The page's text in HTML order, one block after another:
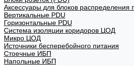
Аксессуары для блоков распределения
Вертикальные PDU
Горизонтальные PDU
Система изоляции коридоров ЦОД
Микро ЦОД
Источники бесперебойного питания
Стоечные ИБП
Напольные ИБП